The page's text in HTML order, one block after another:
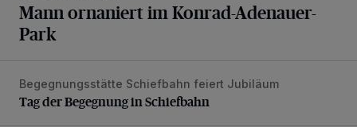
Mann ornaniert im Konrad-Adenauer-
Park
Tag der Begegnung in Schiefbahn
Begegnungsstätte Schiefbahn feiert Jubiläum
Tag der Begegnung in Schiefbahn